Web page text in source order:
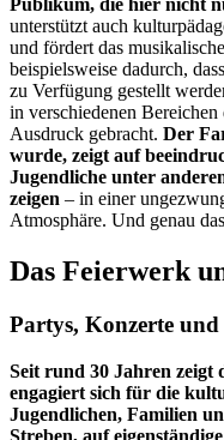
Publikum, die hier nicht
unterstützt auch
und fördert das
beispielsweise dadurch,
zu Verfügung gestellt
in verschiedenen
Ausdruck gebracht. Der
wurde, zeigt auf
Jugendliche unter
zeigen – in einer
Atmosphäre. Und genau
Das Feierwerk
Partys, Konzerte und
Seit rund 30 Jahren zeigt
engagiert sich für die
Jugendlichen, Familien
Streben, auf